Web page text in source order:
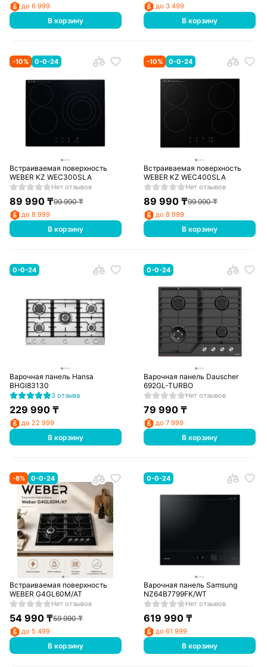
до 6 999
В корзину
до 3 499
В корзину
-10% 0-0-24
Встраиваемая поверхность
WEBER KZ WEC300SLA
Нет отзывов
89 990₸99 990₸
до 8 999
В корзину
-10% 0-0-24
Встраиваемая поверхность
WEBER KZ WEC400SLA
Нет отзывов
89 990 ₸99 990₸
до 8 999
В корзину
0-0-24
Варочная панель Hansa
BHGI83130
3 отзыва
229 990₸
до 22 999
В корзину
0-0-24
Варочная панель Dauscher
692GL-TURBO
Нет отзывов
79 990 ₸
до 7 999
В корзину
-8% 0-0-24
Встраиваемая поверхность
WEBER G4GL60M/AT
Нет отзывов
54 990₸59 990₸
до 5 499
В корзину
0-0-24
Варочная панель Samsung
NZ64B7799FK/WT
Нет отзывов
619 990 ₸
до 61 999
В корзину